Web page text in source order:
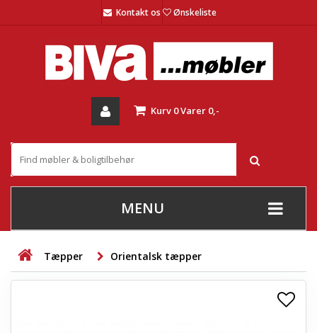
Kontakt os Ønskeliste
Kurv 0Varer 0,-
MENU
+
STUE
+
Tæpper Orientalsk tæpper